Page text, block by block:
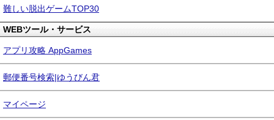
難しい脱出ゲームTOP30
WEBツール・サービス
アプリ攻略 AppGames
郵便番号検索|ゆうびん君
マイページ